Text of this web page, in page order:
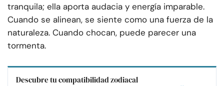
tranquila; ella aporta audacia y energía imparable.
Cuando se alinean, se siente como una fuerza de la
naturaleza. Cuando chocan, puede parecer una
tormenta.
Descubre tu compatibilidad zodiacal